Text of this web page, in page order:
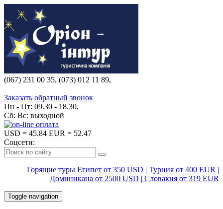
(067) 231 00 35, (073) 012 11 89,
Заказать обратный звонок
Пн - Пт: 09.30 - 18.30,
Сб: Вс: выходной
USD = 45.84 EUR = 52.47
Соцсети:
Горящие туры Египет от 350 USD | Турция от 400 EUR |
Доминикана от 2500 USD | Словакия от 319 EUR
Toggle navigation